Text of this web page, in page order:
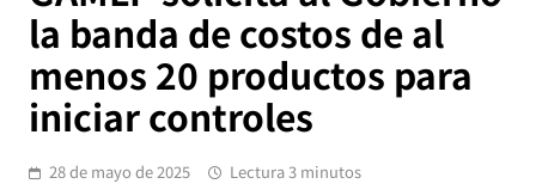
la banda de costos de al
menos 20 productos para
iniciar controles
28 de mayo de 2025 Lectura 3 minutos